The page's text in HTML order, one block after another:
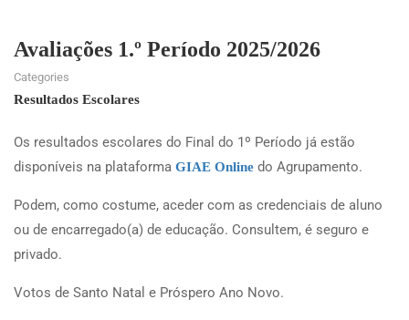
Avaliações 1.º Período 2025/2026
Categories
Resultados Escolares
Os resultados escolares do Final do 1º Período já estão
disponíveis na plataforma GIAE Online do Agrupamento.
Podem, como costume, aceder com as credenciais de aluno
ou de encarregado(a) de educação. Consultem, é seguro e
privado.
Votos de Santo Natal e Próspero Ano Novo.